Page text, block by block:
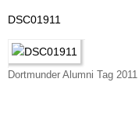
DSC01911
Dortmunder Alumni Tag 2011